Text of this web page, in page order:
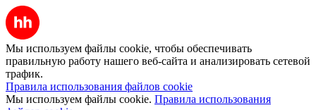
Мы используем файлы cookie, чтобы обеспечивать
правильную работу нашего веб-сайта и анализировать сетевой
трафик.
Правила использования файлов cookie
Мы используем файлы cookie. Правила использования